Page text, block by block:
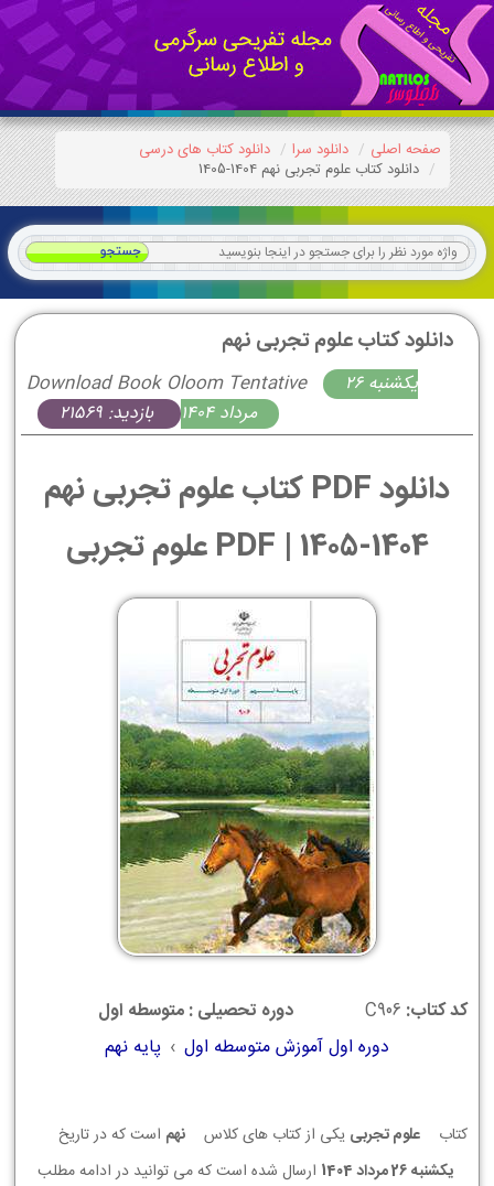
صفحه اصلی دانلود سرا
دانلود کتاب های درسی
دانلود کتاب علوم تجربی نهم 1404-1405
دانلود کتاب علوم تجربی نهم
Download Book Oloom Tentative
يكشنبه 26
مرداد 1404
بازدید: 21569
دانلود PDF کتاب علوم تجربی نهم
1404-1405 | PDF علوم تجربی
کد کتاب: C906
دوره تحصیلی : متوسطه اول
دوره اول آموزش متوسطه اول › پایه نهم
کتاب علوم تجربی یکی از کتاب های کلاس نهم است که در تاریخ
يكشنبه 26 مرداد 1404
ارسال شده است که می توانید در ادامه مطلب